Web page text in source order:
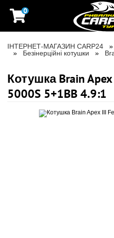
0
ІНТЕРНЕТ-МАГАЗИН CARP24
Безінерційні котушки
Котушка Brain
5000S 5+1BB 4.9:1